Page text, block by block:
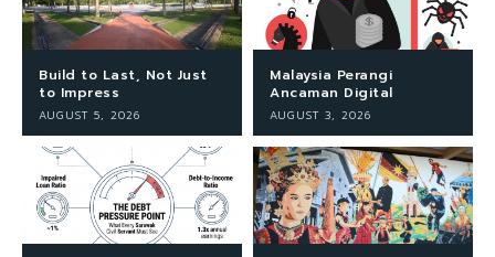
Build to Last, Not Just
to Impress
AUGUST 5, 2026
Malaysia Perangi
Ancaman Digital
AUGUST 3, 2026